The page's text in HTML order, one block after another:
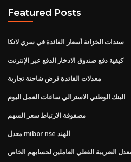
Featured Posts
سندات الخزانة أسعار الفائدة في سري لانكا
كيفية دفع صندوق الادخار الدفع عبر الإنترنت
معدلات الفائدة قرض شاحنة تجارية
البنك الوطني الاسترالي ساعات العمل اليوم
مصفوفة الارتباط سعر السهم
معدل mibor nse الهند
الضريبة الفعلي العاملين لحسابهم الخاص